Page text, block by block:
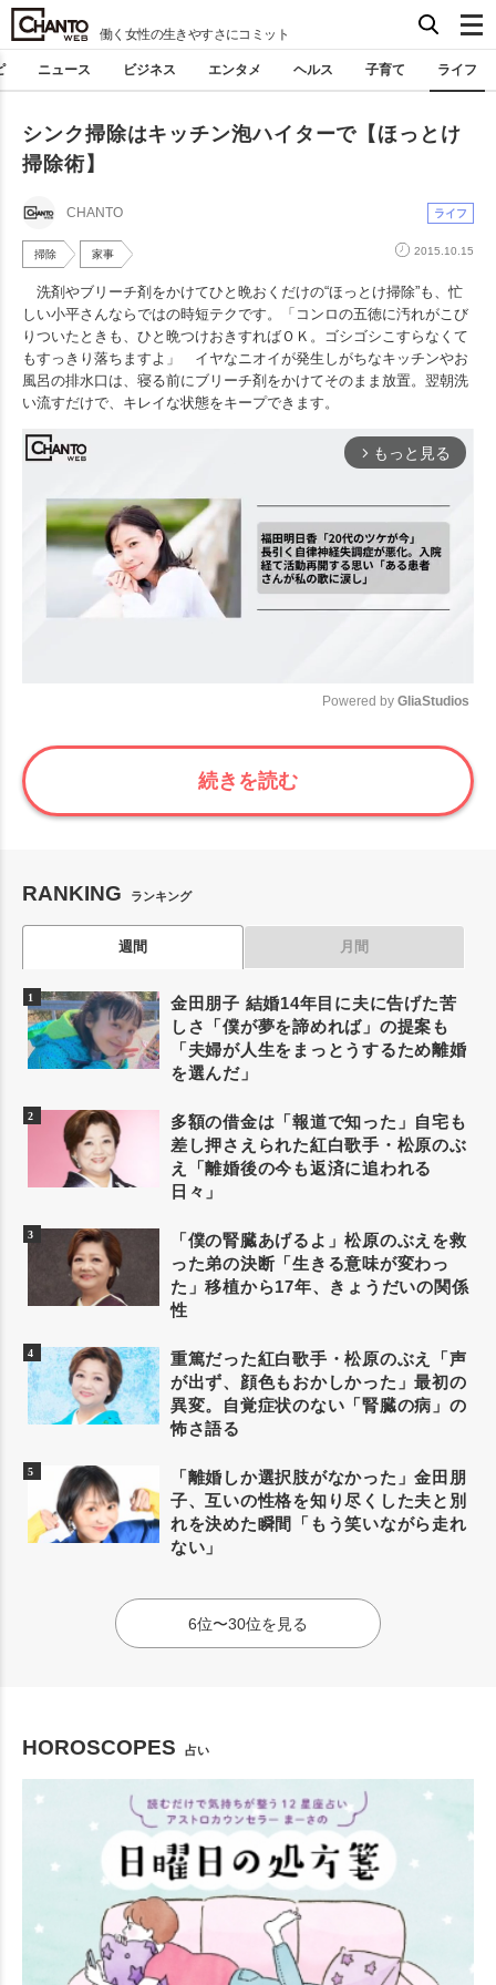
働く女性の生きやすさにコミット
ニュース ビジネス エンタメ ヘルス 子育て ライフ
シンク掃除はキッチン泡ハイターで【ほっとけ
掃除術】
CHANTO ライフ
掃除 家事 2015.10.15
洗剤やブリーチ剤をかけてひと晩おくだけの“ほっとけ掃除”も、忙
しい小平さんならではの時短テクです。「コンロの五徳に汚れがこび
りついたときも、ひと晩つけおきすればＯＫ。ゴシゴシこすらなくて
もすっきり落ちますよ」 イヤなニオイが発生しがちなキッチンやお
風呂の排水口は、寝る前にブリーチ剤をかけてそのまま放置。翌朝洗
い流すだけで、キレイな状態をキープできます。
arrow_forward_ios もっと見る
Mute
Powered by GliaStudios
続きを読む
RANKING ランキング
週間 月間
金田朋子 結婚14年目に夫に告げた苦
しさ「僕が夢を諦めれば」の提案も
「夫婦が人生をまっとうするため離婚
を選んだ」
多額の借金は「報道で知った」自宅も
差し押さえられた紅白歌手・松原のぶ
え「離婚後の今も返済に追われる
日々」
「僕の腎臓あげるよ」松原のぶえを救
った弟の決断「生きる意味が変わっ
た」移植から17年、きょうだいの関係
性
重篤だった紅白歌手・松原のぶえ「声
が出ず、顔色もおかしかった」最初の
異変。自覚症状のない「腎臓の病」の
怖さ語る
「離婚しか選択肢がなかった」金田朋
子、互いの性格を知り尽くした夫と別
れを決めた瞬間「もう笑いながら走れ
ない」
6位〜30位を見る
HOROSCOPES 占い